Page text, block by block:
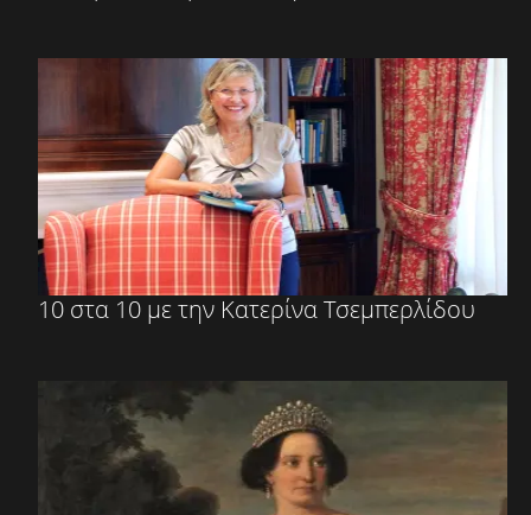
10 στα 10 με την Κατερίνα Τσεμπερλίδου